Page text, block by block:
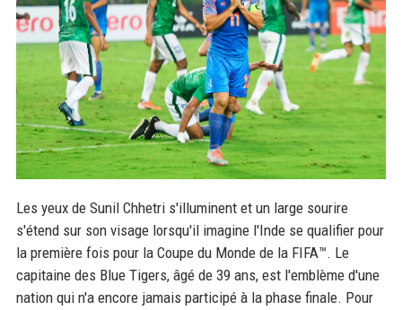
Les yeux de Sunil Chhetri s'illuminent et un large sourire
s'étend sur son visage lorsqu'il imagine l'Inde se qualifier pour
la première fois pour la Coupe du Monde de la FIFA™. Le
capitaine des Blue Tigers, âgé de 39 ans, est l'emblème d'une
nation qui n'a encore jamais participé à la phase finale. Pour